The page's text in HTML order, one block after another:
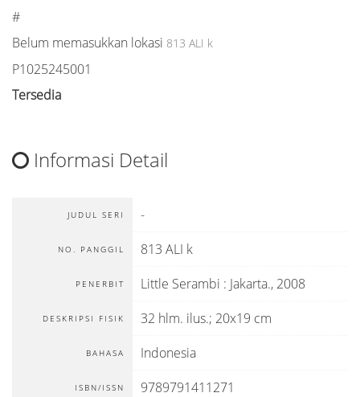
#
Belum memasukkan lokasi 813 ALI k
P1025245001
Tersedia
Informasi Detail
JUDUL SERI -
NO. PANGGIL 813 ALI k
PENERBIT Little Serambi : Jakarta., 2008
DESKRIPSI FISIK 32 hlm. ilus.; 20x19 cm
BAHASA Indonesia
ISBN/ISSN 9789791411271